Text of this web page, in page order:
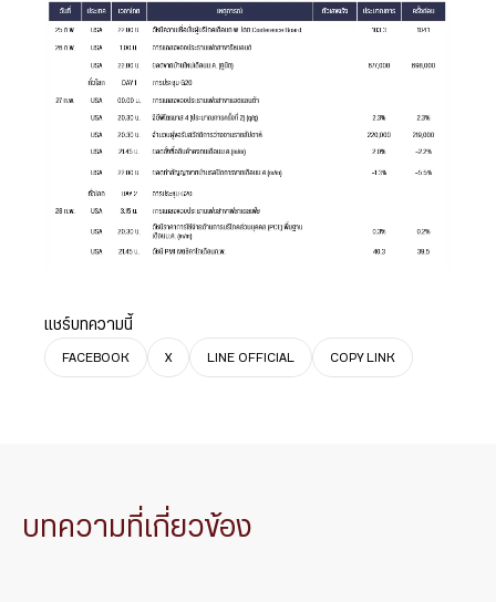
แชร์บทความนี้
FACEBOOK X LINE OFFICIAL COPY LINK
บทความที่เกี่ยวข้อง